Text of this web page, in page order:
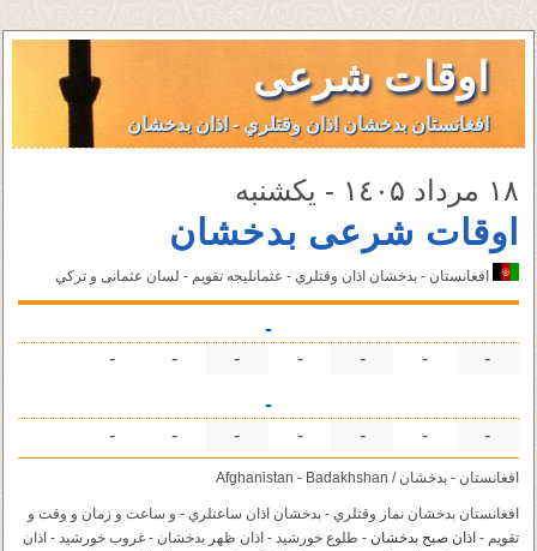
اوقات شرعی
افغانستان بدخشان اذان وقتلري - اذان بدخشان
۱٨ مرداد ۱٤۰۵ - یکشنبه
اوقات شرعی بدخشان
افغانستان - بدخشان اذان وقتلري - عثمانليجه تقویم - لسان عثمانى و تركي
-
-
-
-
-
-
-
-
-
-
-
-
-
-
-
-
افغانستان - بدخشان / Afghanistan - Badakhshan
افغانستان بدخشان نماز وقتلري - بدخشان اذان ساعتلري - و ساعت و زمان و وقت و
تقویم -اذان صبح بدخشان - طلوع خورشید - اذان ظهر بدخشان - غروب خورشید - اذان